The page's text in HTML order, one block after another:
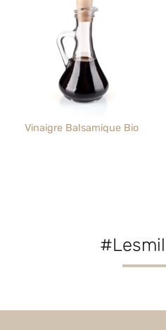
Vinaigre Balsamique Bio